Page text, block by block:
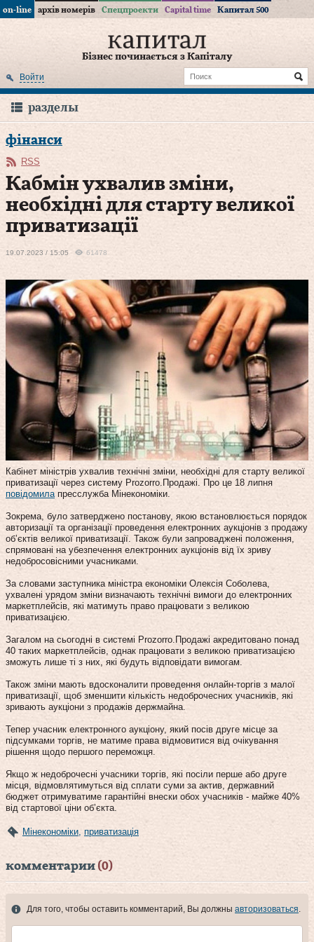
on-line архів номерів Спецпроекти Capital time Капитал 500
Бізнес починається з Капіталу
Войти
разделы
фінанси
RSS
Кабмін ухвалив зміни,
необхідні для старту великої
приватизації
19.07.2023 / 15:05 61478
Кабінет міністрів ухвалив технічні зміни, необхідні для старту великої
приватизації через систему Prozorro.Продажі. Про це 18 липня
повідомила пресслужба Мінекономіки.
Зокрема, було затверджено постанову, якою встановлюється порядок
авторизації та організації проведення електронних аукціонів з продажу
об’єктів великої приватизації. Також були запроваджені положення,
спрямовані на убезпечення електронних аукціонів від їх зриву
недобросовісними учасниками.
За словами заступника міністра економіки Олексія Соболева,
ухвалені урядом зміни визначають технічні вимоги до електронних
маркетплейсів, які матимуть право працювати з великою
приватизацією.
Загалом на сьогодні в системі Prozorro.Продажі акредитовано понад
40 таких маркетплейсів, однак працювати з великою приватизацією
зможуть лише ті з них, які будуть відповідати вимогам.
Також зміни мають вдосконалити проведення онлайн-торгів з малої
приватизації, щоб зменшити кількість недоброчесних учасників, які
зривають аукціони з продажів держмайна.
Тепер учасник електронного аукціону, який посів друге місце за
підсумками торгів, не матиме права відмовитися від очікування
рішення щодо першого переможця.
Якщо ж недоброчесні учасники торгів, які посіли перше або друге
місця, відмовлятимуться від сплати суми за актив, державний
бюджет отримуватиме гарантійні внески обох учасників - майже 40%
від стартової ціни обʼєкта.
Мінекономіки приватизація
комментарии (0)
Для того, чтобы оставить комментарий, Вы должны авторизоваться.